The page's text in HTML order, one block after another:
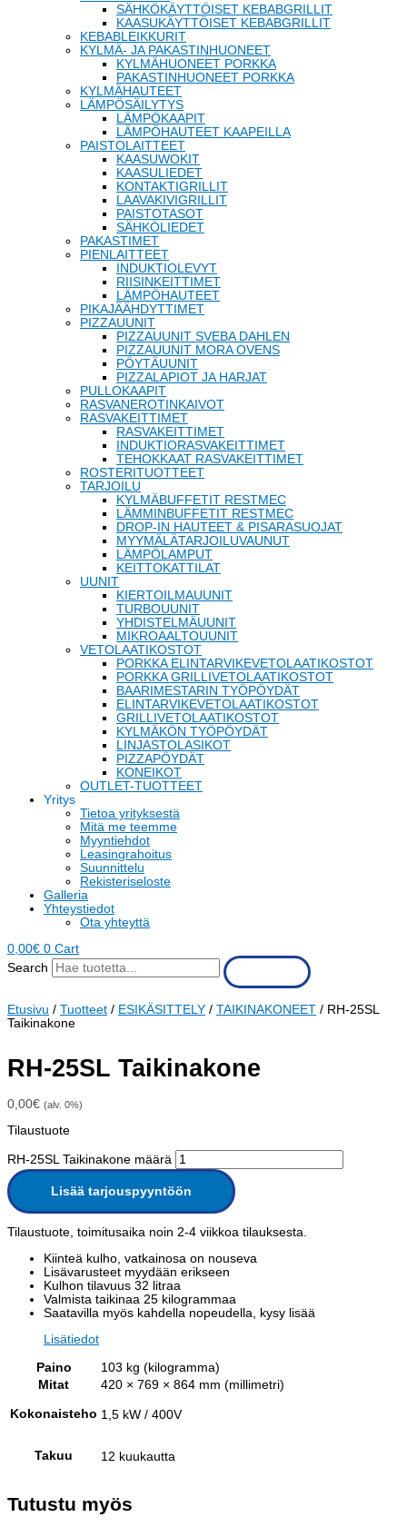
SÄHKÖKÄYTTÖISET KEBABGRILLIT
KAASUKÄYTTÖISET KEBABGRILLIT
KEBABLEIKKURIT
KYLMÄ- JA PAKASTINHUONEET
KYLMÄHUONEET PORKKA
PAKASTINHUONEET PORKKA
KYLMÄHAUTEET
LÄMPÖSÄILYTYS
LÄMPÖKAAPIT
LÄMPÖHAUTEET KAAPEILLA
PAISTOLAITTEET
KAASUWOKIT
KAASULIEDET
KONTAKTIGRILLIT
LAAVAKIVIGRILLIT
PAISTOTASOT
SÄHKÖLIEDET
PAKASTIMET
PIENLAITTEET
INDUKTIOLEVYT
RIISINKEITTIMET
LÄMPÖHAUTEET
PIKAJÄÄHDYTTIMET
PIZZAUUNIT
PIZZAUUNIT SVEBA DAHLEN
PIZZAUUNIT MORA OVENS
PÖYTÄUUNIT
PIZZALAPIOT JA HARJAT
PULLOKAAPIT
RASVANEROTINKAIVOT
RASVAKEITTIMET
RASVAKEITTIMET
INDUKTIORASVAKEITTIMET
TEHOKKAAT RASVAKEITTIMET
ROSTERITUOTTEET
TARJOILU
KYLMÄBUFFETIT RESTMEC
LÄMMINBUFFETIT RESTMEC
DROP-IN HAUTEET & PISARASUOJAT
MYYMÄLÄTARJOILUVAUNUT
LÄMPÖLAMPUT
KEITTOKATTILAT
UUNIT
KIERTOILMAUUNIT
TURBOUUNIT
YHDISTELMÄUUNIT
MIKROAALTOUUNIT
VETOLAATIKOSTOT
PORKKA ELINTARVIKEVETOLAATIKOSTOT
PORKKA GRILLIVETOLAATIKOSTOT
BAARIMESTARIN TYÖPÖYDÄT
ELINTARVIKEVETOLAATIKOSTOT
GRILLIVETOLAATIKOSTOT
KYLMÄKÖN TYÖPÖYDÄT
LINJASTOLASIKOT
PIZZAPÖYDÄT
KONEIKOT
OUTLET-TUOTTEET
Yritys
Tietoa yrityksestä
Mitä me teemme
Myyntiehdot
Leasingrahoitus
Suunnittelu
Rekisteriseloste
Galleria
Yhteystiedot
Ota yhteyttä
0,00€ 0 Cart
Search
Etusivu / Tuotteet / ESIKÄSITTELY / TAIKINAKONEET / RH-25SL
Taikinakone
RH-25SL Taikinakone
0,00€ (alv. 0%)
Tilaustuote
RH-25SL Taikinakone määrä
Lisää tarjouspyyntöön
Tilaustuote, toimitusaika noin 2-4 viikkoa tilauksesta.
Kiinteä kulho, vatkainosa on nouseva
Lisävarusteet myydään erikseen
Kulhon tilavuus 32 litraa
Valmista taikinaa 25 kilogrammaa
Saatavilla myös kahdella nopeudella, kysy lisää
Lisätiedot
Paino
103 kg (kilogramma)
Mitat
420 × 769 × 864 mm (millimetri)
Kokonaisteho 1,5 kW / 400V
Takuu 12 kuukautta
Tutustu myös